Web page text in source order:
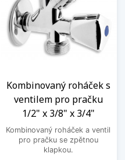
Kombinovaný roháček s
ventilem pro pračku
1/2" x 3/8" x 3/4"
Kombinovaný roháček a ventil
pro pračku se zpětnou
klapkou.